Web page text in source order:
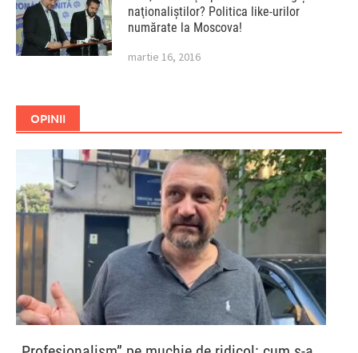
naţionaliştilor? Politica like-urilor
numărate la Moscova!
martie 16, 2016
OPINII